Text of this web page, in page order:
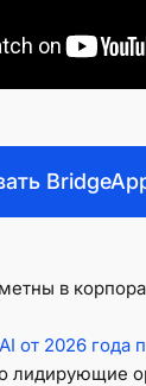
в
от 2026 года
лидирующие